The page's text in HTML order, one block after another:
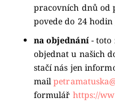
pracovních dnů od
povede do 24 hodin
na objednání - toto
objednat u našich
stačí nás jen
mail
formulář https://